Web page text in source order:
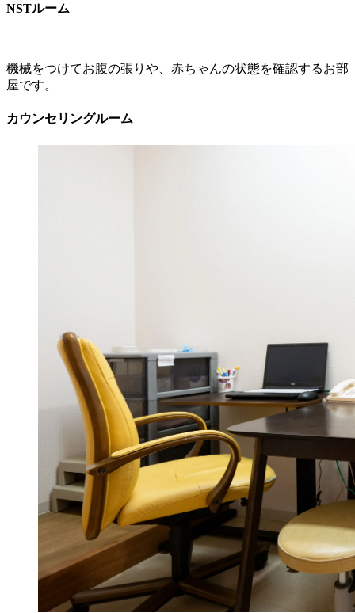
NSTルーム
機械をつけてお腹の張りや、赤ちゃんの状態を確認するお部
屋です。
カウンセリングルーム